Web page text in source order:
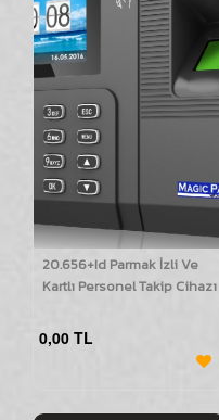
20.656+Id Parmak İzli Ve
Kartlı Personel Takip Cihazı
0,00 TL